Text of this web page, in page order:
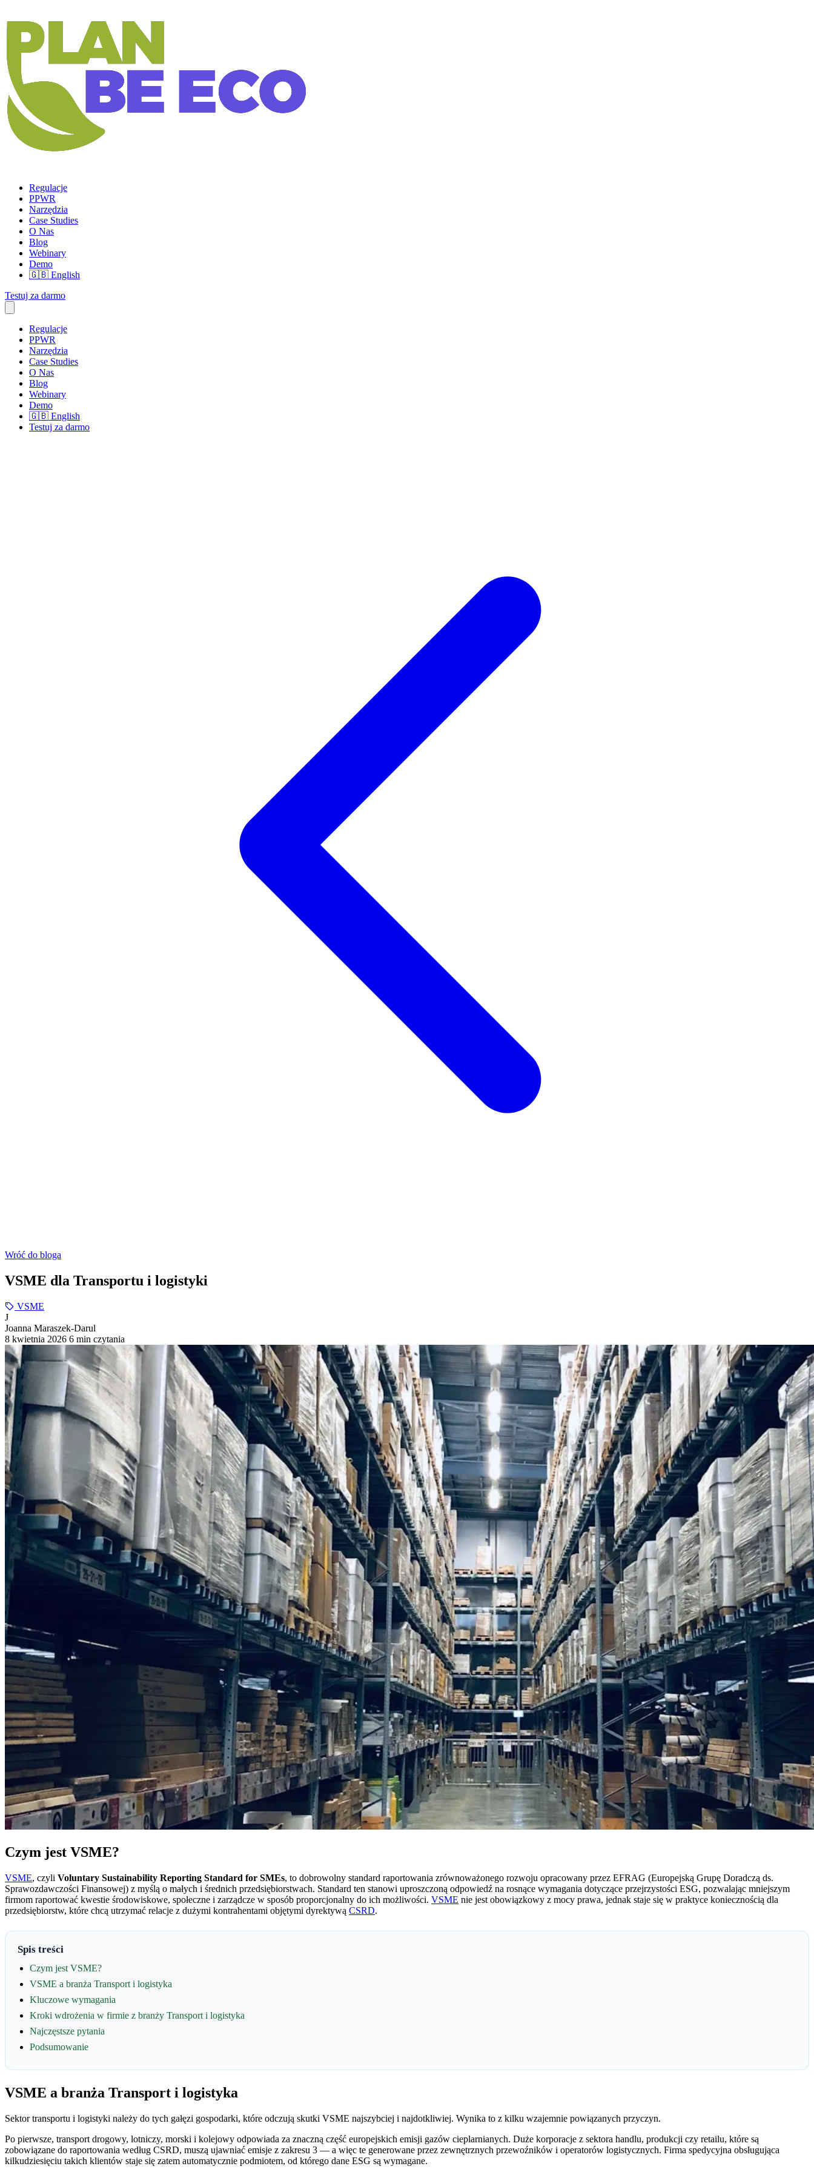
Regulacje
PPWR
Narzędzia
Case Studies
O Nas
Blog
Webinary
Demo
🇬🇧 English
Testuj za darmo
Regulacje
PPWR
Narzędzia
Case Studies
O Nas
Blog
Webinary
Demo
🇬🇧 English
Testuj za darmo
Wróć do bloga
VSME dla Transportu i logistyki
VSME
J
Joanna Maraszek-Darul
8 kwietnia 2026 6 min czytania
Czym jest VSME?
VSME, czyli Voluntary Sustainability Reporting Standard for SMEs, to dobrowolny standard raportowania zrównoważonego rozwoju opracowany przez EFRAG (Europejską Grupę Doradczą ds.
Sprawozdawczości Finansowej) z myślą o małych i średnich przedsiębiorstwach. Standard ten stanowi uproszczoną odpowiedź na rosnące wymagania dotyczące przejrzystości ESG, pozwalając mniejszym
firmom raportować kwestie środowiskowe, społeczne i zarządcze w sposób proporcjonalny do ich możliwości. VSME nie jest obowiązkowy z mocy prawa, jednak staje się w praktyce koniecznością dla
przedsiębiorstw, które chcą utrzymać relacje z dużymi kontrahentami objętymi dyrektywą CSRD.
Spis treści
Czym jest VSME?
VSME a branża Transport i logistyka
Kluczowe wymagania
Kroki wdrożenia w firmie z branży Transport i logistyka
Najczęstsze pytania
Podsumowanie
VSME a branża Transport i logistyka
Sektor transportu i logistyki należy do tych gałęzi gospodarki, które odczują skutki VSME najszybciej i najdotkliwiej. Wynika to z kilku wzajemnie powiązanych przyczyn.
Po pierwsze, transport drogowy, lotniczy, morski i kolejowy odpowiada za znaczną część europejskich emisji gazów cieplarnianych. Duże korporacje z sektora handlu, produkcji czy retailu, które są
zobowiązane do raportowania według CSRD, muszą ujawniać emisje z zakresu 3 — a więc te generowane przez zewnętrznych przewoźników i operatorów logistycznych. Firma spedycyjna obsługująca
kilkudziesięciu takich klientów staje się zatem automatycznie podmiotem, od którego dane ESG są wymagane.